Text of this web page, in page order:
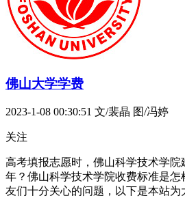
佛山大学学费
2023-1-08 00:30:51 文/裴晶 图/冯婷
关注
高考填报志愿时，佛山科学技术学
年？佛山科学技术学院收费标准是怎
友们十分关心的问题，以下是本站